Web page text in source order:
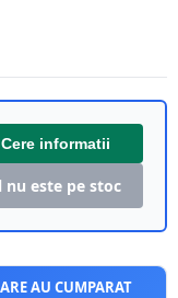
Cere informatii
este pe stoc
AU CUMPARAT